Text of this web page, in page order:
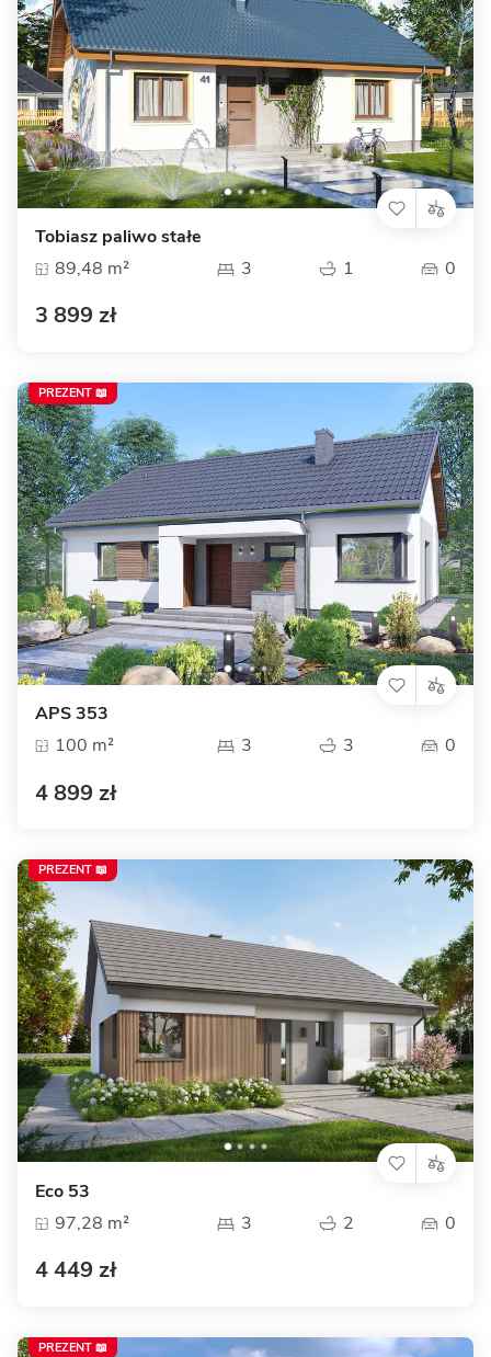
Tobiasz paliwo stałe
89,48 m²
3 1 0
3 899 zł
APS 353
100 m²
3 3 0
4 899 zł
PREZENT 📖
Eco 53
97,28 m²
3 2 0
4 449 zł
PREZENT 📖
PREZENT 📖